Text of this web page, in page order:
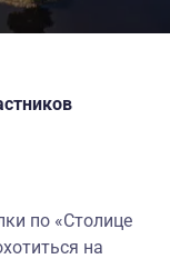
по «Столице
на